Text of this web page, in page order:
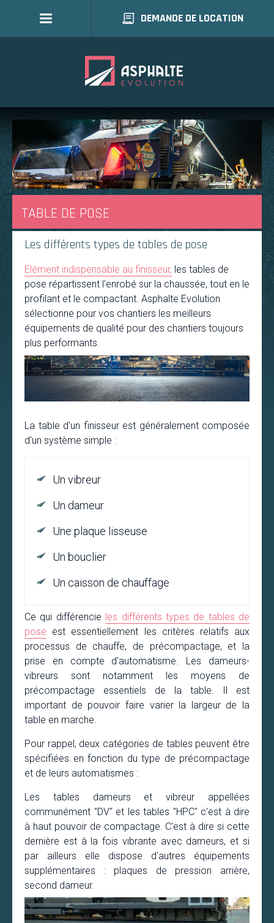
DEMANDE DE LOCATION
TABLE DE POSE
Les différents types de tables de pose
Elément indispensable au finisseur, les tables de
pose répartissent l'enrobé sur la chaussée, tout en le
profilant et le compactant. Asphalte Evolution
sélectionne pour vos chantiers les meilleurs
équipements de qualité pour des chantiers toujours
plus performants.
La table d'un finisseur est généralement composée
d'un système simple :
Un vibreur
Un dameur
Une plaque lisseuse
Un bouclier
Un caisson de chauffage
Ce qui différencie les différents types de tables de
pose est essentiellement les critères relatifs aux
processus de chauffe, de précompactage, et la
prise en compte d'automatisme. Les dameurs-
vibreurs sont notamment les moyens de
précompactage essentiels de la table. Il est
important de pouvoir faire varier la largeur de la
table en marche.
Pour rappel, deux catégories de tables peuvent être
spécifiées en fonction du type de précompactage
et de leurs automatismes :
Les tables dameurs et vibreur appellées
communément "DV" et les tables "HPC" c'est à dire
à haut pouvoir de compactage. C'est à dire si cette
dernière est à la fois vibrante avec dameurs, et si
par ailleurs elle dispose d'autres équipements
supplémentaires : plaques de pression arrière,
second dameur.